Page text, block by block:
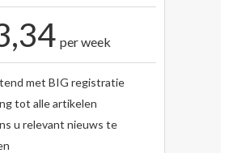
per week
met BIG registratie
tot alle artikelen
u relevant nieuws te